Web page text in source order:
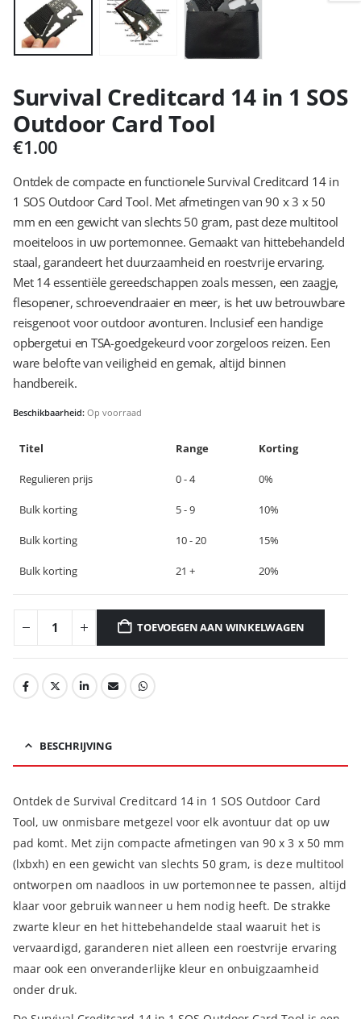
Survival Creditcard 14 in 1 SOS
Outdoor Card Tool
€1.00
Ontdek de compacte en functionele Survival Creditcard 14 in
1 SOS Outdoor Card Tool. Met afmetingen van 90 x 3 x 50
mm en een gewicht van slechts 50 gram, past deze multitool
moeiteloos in uw portemonnee. Gemaakt van hittebehandeld
staal, garandeert het duurzaamheid en roestvrije ervaring.
Met 14 essentiële gereedschappen zoals messen, een zaagje,
flesopener, schroevendraaier en meer, is het uw betrouwbare
reisgenoot voor outdoor avonturen. Inclusief een handige
opbergetui en TSA-goedgekeurd voor zorgeloos reizen. Een
ware belofte van veiligheid en gemak, altijd binnen
handbereik.
Beschikbaarheid: Op voorraad
Titel Range Korting
Regulieren prijs 0 - 4 0%
Bulk korting 5 - 9 10%
Bulk korting 10 - 20 15%
Bulk korting 21 + 20%
TOEVOEGEN AAN WINKELWAGEN
BESCHRIJVING
Ontdek de Survival Creditcard 14 in 1 SOS Outdoor Card
Tool, uw onmisbare metgezel voor elk avontuur dat op uw
pad komt. Met zijn compacte afmetingen van 90 x 3 x 50 mm
(lxbxh) en een gewicht van slechts 50 gram, is deze multitool
ontworpen om naadloos in uw portemonnee te passen, altijd
klaar voor gebruik wanneer u hem nodig heeft. De strakke
zwarte kleur en het hittebehandelde staal waaruit het is
vervaardigd, garanderen niet alleen een roestvrije ervaring
maar ook een onveranderlijke kleur en onbuigzaamheid
onder druk.